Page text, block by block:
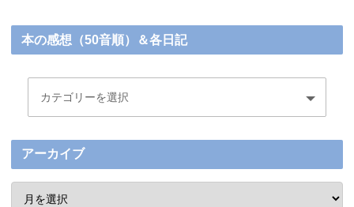
本の感想（50音順）＆各日記
アーカイブ